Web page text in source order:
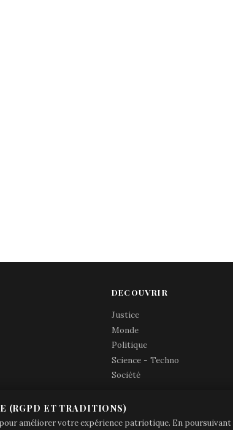
DECOUVRIR
Justice
Monde
Politique
Science - Techno
Société
© Brave Patrie
(RGPD ET TRADITIONS)
améliorer votre expérience patriotique. En